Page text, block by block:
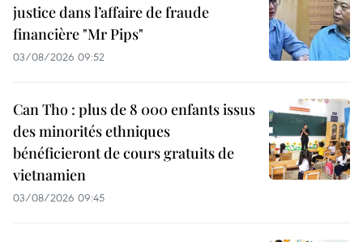
justice dans l’affaire de fraude
financière "Mr Pips"
03/08/2026 09:52
Can Tho : plus de 8 000 enfants issus
des minorités ethniques
bénéficieront de cours gratuits de
vietnamien
03/08/2026 09:45